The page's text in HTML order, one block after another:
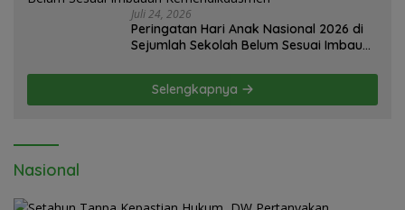
Juli 24, 2026
Peringatan Hari Anak Nasional 2026 di
Sejumlah Sekolah Belum Sesuai Imbauan
Selengkapnya
Nasional